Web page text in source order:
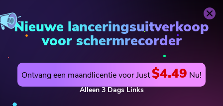
Nieuwe lanceringsuitverkoop
voor schermrecorder
Ontvang een maandlicentie voor Just$4.49 Nu!
Alleen3 DagsLinks